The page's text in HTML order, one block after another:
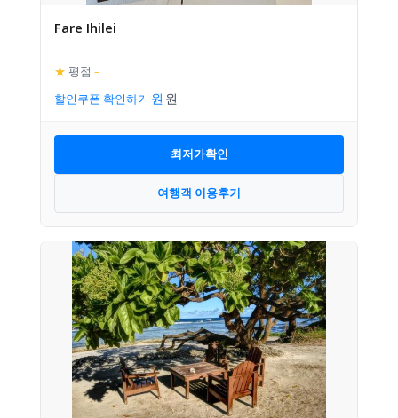
Fare Ihilei
★ 평점 –
할인쿠폰 확인하기
최저가확인
여행객 이용후기